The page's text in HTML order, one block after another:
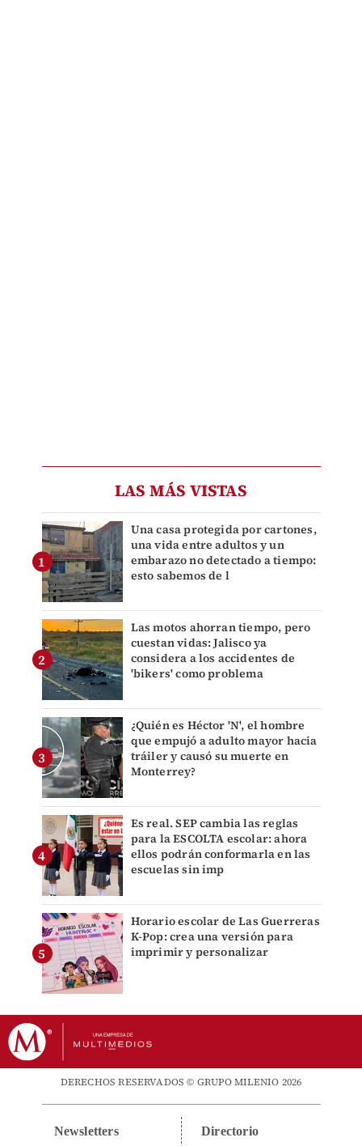
LAS MÁS VISTAS
Una casa protegida por cartones,
una vida entre adultos y un
embarazo no detectado a tiempo:
esto sabemos de l
Las motos ahorran tiempo, pero
cuestan vidas: Jalisco ya
considera a los accidentes de
'bikers' como problema
¿Quién es Héctor 'N', el hombre
que empujó a adulto mayor hacia
tráiler y causó su muerte en
Monterrey?
Es real. SEP cambia las reglas
para la ESCOLTA escolar: ahora
ellos podrán conformarla en las
escuelas sin imp
Horario escolar de Las Guerreras
K-Pop: crea una versión para
imprimir y personalizar
DERECHOS RESERVADOS © GRUPO MILENIO 2026
Newsletters Directorio